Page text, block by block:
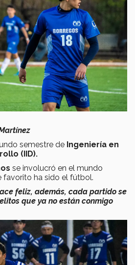
semestre de Ingeniería en
(IID).
se involucró en el mundo
favorito ha sido el fútbol.
feliz, además, cada partido se
que ya no están conmigo